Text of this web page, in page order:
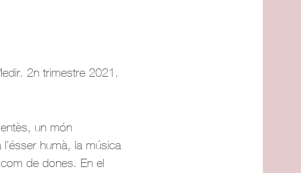
2n trimestre 2021.
un món
humà, la música
de dones. En el